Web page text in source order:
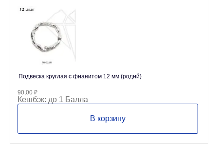
Подвеска круглая с фианитом 12 мм (родий)
90,00 ₽
Кешбэк: до 1 Балла
В корзину